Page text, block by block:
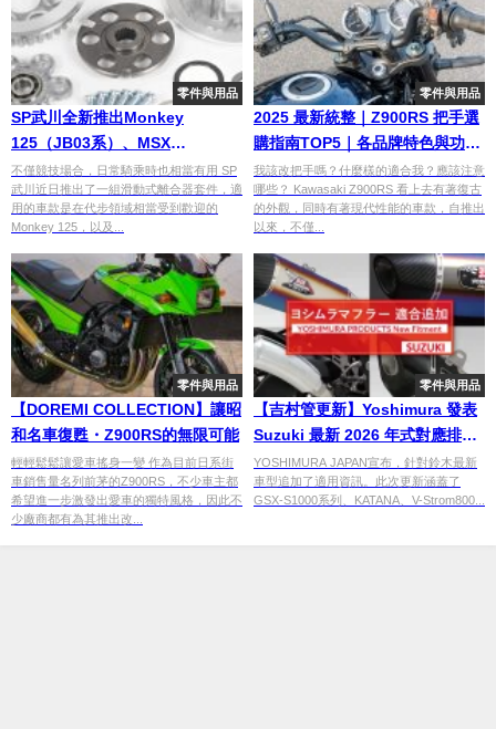
零件與用品
SP武川全新推出Monkey
125（JB03系）、MSX
GROM（JC92系）可用的滑動式
離合器套件！【2023 Webike 摩
托車展】
不僅競技場合，日常騎乘時也相當有用 SP
武川近日推出了一組滑動式離合器套件，適
用的車款是在代步領域相當受到歡迎的
Monkey 125，以及...
零件與用品
2025 最新統整｜Z900RS 把手選
購指南TOP5｜各品牌特色與功能
一篇整理給你
我該改把手嗎？什麼樣的適合我？應該注意
哪些？ Kawasaki Z900RS 看上去有著復古
的外觀，同時有著現代性能的車款，自推出
以來，不僅...
零件與用品
【DOREMI COLLECTION】讓昭
和名車復甦・Z900RS的無限可能
輕輕鬆鬆讓愛車搖身一變 作為目前日系街
車銷售量名列前茅的Z900RS，不少車主都
希望進一步激發出愛車的獨特風格，因此不
少廠商都有為其推出改...
零件與用品
【吉村管更新】Yoshimura 發表
Suzuki 最新 2026 年式對應排氣
管！KATANA、GSX-S1000、
GSX-8R 適用規格與售價全解析
YOSHIMURA JAPAN宣布，針對鈴木最新
車型追加了適用資訊。此次更新涵蓋了
GSX-S1000系列、KATANA、V-Strom800...